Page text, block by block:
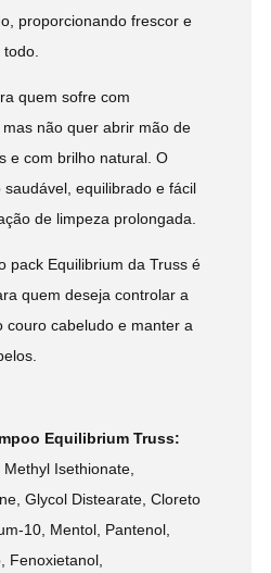
proporcionando frescor e
quem sofre com
não quer abrir mão de
e com brilho natural. O
equilibrado e fácil
de limpeza prolongada.
pack Equilibrium da Truss é
quem deseja controlar a
couro cabeludo e manter a
Equilibrium Truss:
Isethionate,
Glycol Distearate, Cloreto
10, Mentol, Pantenol,
Fenoxietanol,